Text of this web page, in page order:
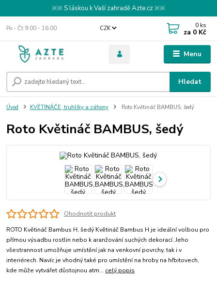
※※ S láskou k Vaší zahradě Azte.cz ※※
Menu
CZK
Hledat
Po - Čt 9:00 - 16:00 0 ks
za 0 Kč
Úvod KVĚTINÁČE, truhlíky a záhony Roto Květináč BAMBUS, šedý
Roto Květináč BAMBUS, šedý
Ohodnotit produkt
ROTO Květináč Bambus H, šedý Květináč Bambus H je ideální volbou pro
přímou výsadbu rostlin nebo k aranžování suchých dekorací. Jeho
všestrannost umožňuje umístění jak na venkovní povrchy, tak i v
interiérech. Navíc je vhodný také pro umístění na hroby na hřbitovech,
kde může vytvářet důstojnou atm... celý popis